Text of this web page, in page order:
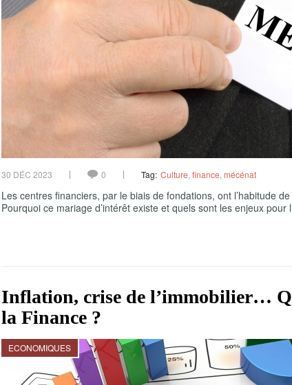
30 DÉC 2023 0 Tag: Culture finance mécénat
Les centres financiers, par le biais de fondations, ont l’habitude
Pourquoi ce mariage d’intérêt existe et quels sont les enjeux pour
Inflation, crise de l’immobilier…
la Finance ?
ECONOMIQUES